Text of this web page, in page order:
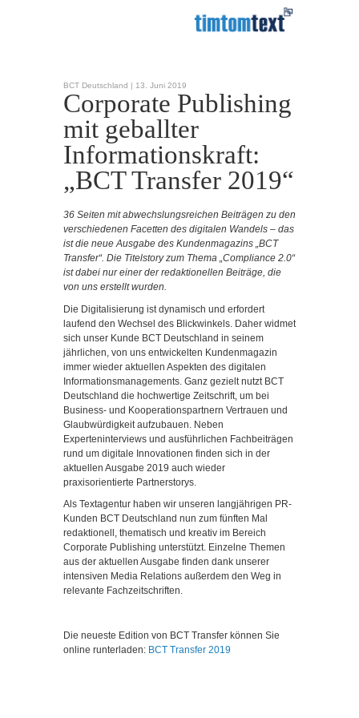
BCT Deutschland | 13. Juni 2019
Corporate Publishing
mit geballter
Informationskraft:
„BCT Transfer 2019“
36 Seiten mit abwechslungsreichen Beiträgen zu den
verschiedenen Facetten des digitalen Wandels – das
ist die neue Ausgabe des Kundenmagazins „BCT
Transfer“. Die Titelstory zum Thema „Compliance 2.0“
ist dabei nur einer der redaktionellen Beiträge, die
von uns erstellt wurden.
Die Digitalisierung ist dynamisch und erfordert
laufend den Wechsel des Blickwinkels. Daher widmet
sich unser Kunde BCT Deutschland in seinem
jährlichen, von uns entwickelten Kundenmagazin
immer wieder aktuellen Aspekten des digitalen
Informationsmanagements. Ganz gezielt nutzt BCT
Deutschland die hochwertige Zeitschrift, um bei
Business- und Kooperationspartnern Vertrauen und
Glaubwürdigkeit aufzubauen. Neben
Experteninterviews und ausführlichen Fachbeiträgen
rund um digitale Innovationen finden sich in der
aktuellen Ausgabe 2019 auch wieder
praxisorientierte Partnerstorys.
Als Textagentur haben wir unseren langjährigen PR-
Kunden BCT Deutschland nun zum fünften Mal
redaktionell, thematisch und kreativ im Bereich
Corporate Publishing unterstützt. Einzelne Themen
aus der aktuellen Ausgabe finden dank unserer
intensiven Media Relations außerdem den Weg in
relevante Fachzeitschriften.
Die neueste Edition von BCT Transfer können Sie
online runterladen: BCT Transfer 2019